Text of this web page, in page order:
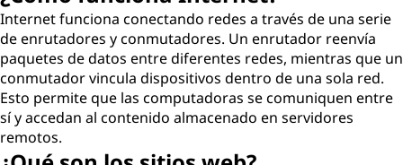
Internet funciona conectando redes a través de una serie
de enrutadores y conmutadores. Un enrutador reenvía
paquetes de datos entre diferentes redes, mientras que un
conmutador vincula dispositivos dentro de una sola red.
Esto permite que las computadoras se comuniquen entre
sí y accedan al contenido almacenado en servidores
remotos.